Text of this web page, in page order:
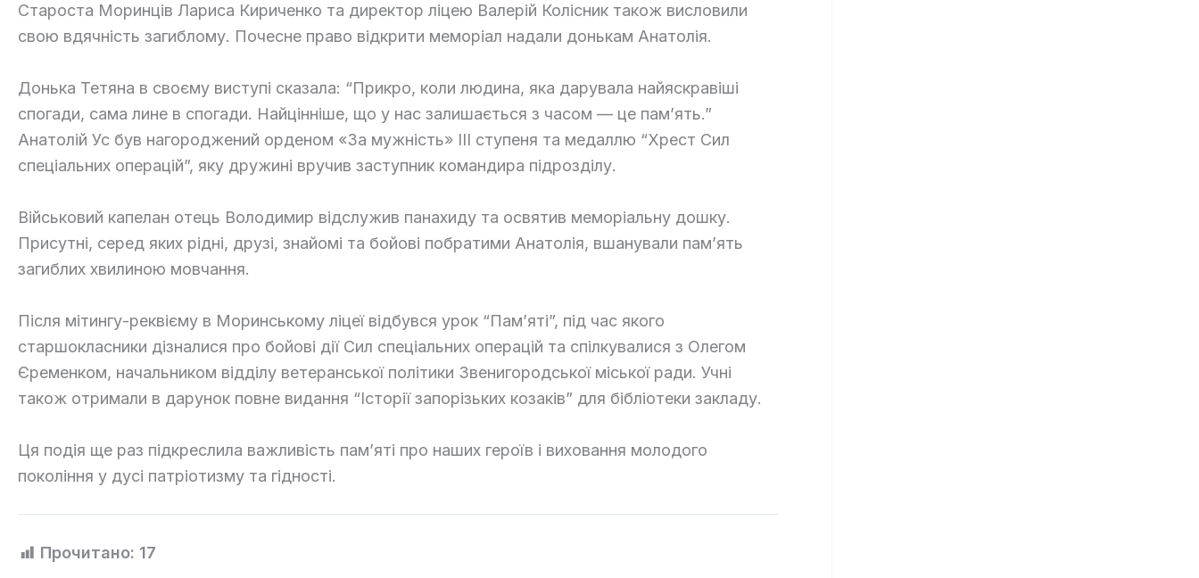
Староста Моринців Лариса Кириченко та директор ліцею Валерій Колісник також висловили
свою вдячність загиблому. Почесне право відкрити меморіал надали донькам Анатолія.
Донька Тетяна в своєму виступі сказала: “Прикро, коли людина, яка дарувала найяскравіші
спогади, сама лине в спогади. Найцінніше, що у нас залишається з часом — це пам’ять.”
Анатолій Ус був нагороджений орденом «За мужність» III ступеня та медаллю “Хрест Сил
спеціальних операцій”, яку дружині вручив заступник командира підрозділу.
Військовий капелан отець Володимир відслужив панахиду та освятив меморіальну дошку.
Присутні, серед яких рідні, друзі, знайомі та бойові побратими Анатолія, вшанували пам’ять
загиблих хвилиною мовчання.
Після мітингу-реквієму в Моринському ліцеї відбувся урок “Пам’яті”, під час якого
старшокласники дізналися про бойові дії Сил спеціальних операцій та спілкувалися з Олегом
Єременком, начальником відділу ветеранської політики Звенигородської міської ради. Учні
також отримали в дарунок повне видання “Історії запорізьких козаків” для бібліотеки закладу.
Ця подія ще раз підкреслила важливість пам’яті про наших героїв і виховання молодого
покоління у дусі патріотизму та гідності.
Прочитано: 17